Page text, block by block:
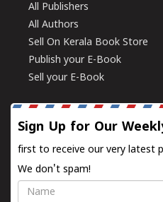
All Publishers
All Authors
Sell On Kerala Book Store
Publish your E-Book
Sell your E-Book
Sign Up for Our
first to receive our very latest
We don't spam!
Name